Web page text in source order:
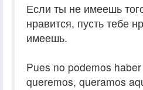
Если ты не имеешь
нравится, пусть тебе
имеешь.
Pues no podemos
queremos, queramos